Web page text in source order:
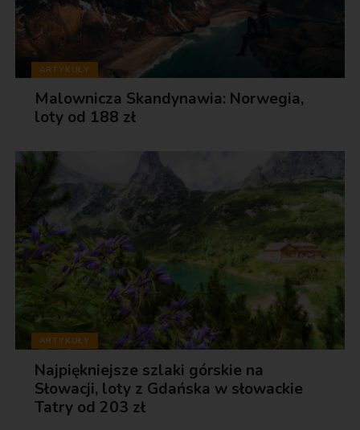
ARTYKUŁY
Malownicza Skandynawia: Norwegia,
loty od 188 zł
ARTYKUŁY
Najpiękniejsze szlaki górskie na
Słowacji, loty z Gdańska w słowackie
Tatry od 203 zł